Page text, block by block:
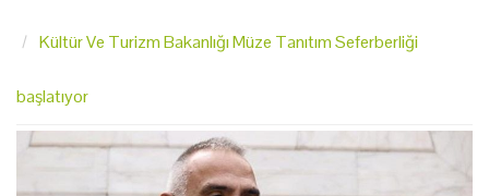
Kültür Ve Turizm Bakanlığı Müze Tanıtım Seferberliği
başlatıyor